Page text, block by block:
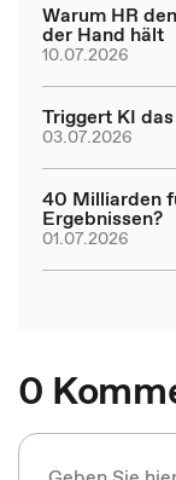
Warum HR
der Hand hält
10.07.2026
Triggert KI
03.07.2026
40 Milliarden
Ergebnissen?
01.07.2026
0